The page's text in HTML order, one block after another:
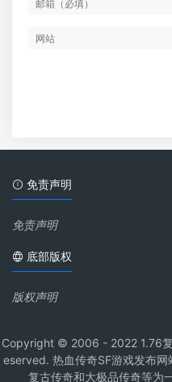
免责声明
免责声明
底部版权
版权声明
Copyright © 2006 - 2022 1.76
eserved. 热血传奇SF游戏发布
复古传奇和大极品传奇等为